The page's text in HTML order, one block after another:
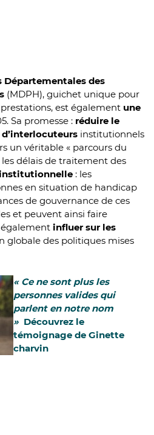
Départementales des
(MDPH), guichet unique pour
est également une
Sa promesse : réduire le
institutionnels
un véritable « parcours du
délais de traitement des
: les
en situation de handicap
de gouvernance de ces
et peuvent ainsi faire
influer sur les
globale des politiques mises
« Ce ne sont plus les
personnes valides qui
parlent en notre nom
» Découvrez le
témoignage de Ginette
charvin